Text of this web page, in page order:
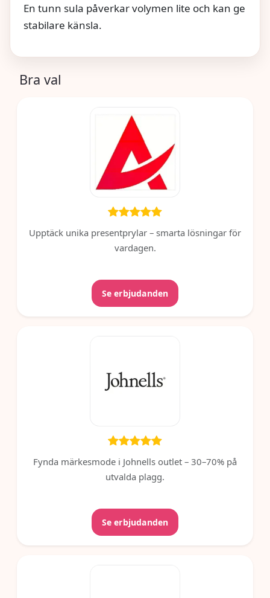
En tunn sula påverkar volymen lite och kan ge
stabilare känsla.
Bra val
Upptäck unika presentprylar – smarta lösningar för
vardagen.
Se erbjudanden
Fynda märkesmode i Johnells outlet – 30–70% på
utvalda plagg.
Se erbjudanden